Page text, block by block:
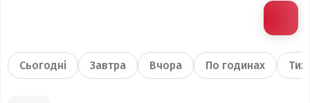
Сьогодні Завтра Вчора По годинах